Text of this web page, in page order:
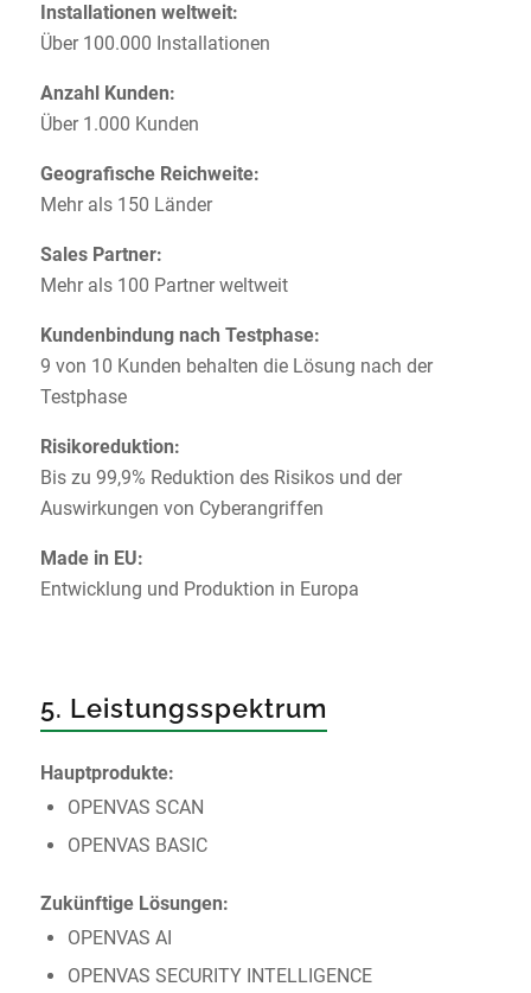
Installationen weltweit:
Über 100.000 Installationen
Anzahl Kunden:
Über 1.000 Kunden
Geografische Reichweite:
Mehr als 150 Länder
Sales Partner:
Mehr als 100 Partner weltweit
Kundenbindung nach Testphase:
9 von 10 Kunden behalten die Lösung nach der
Testphase
Risikoreduktion:
Bis zu 99,9% Reduktion des Risikos und der
Auswirkungen von Cyberangriffen
Made in EU:
Entwicklung und Produktion in Europa
5. Leistungsspektrum
Hauptprodukte:
OPENVAS SCAN
OPENVAS BASIC
Zukünftige Lösungen:
OPENVAS AI
OPENVAS SECURITY INTELLIGENCE